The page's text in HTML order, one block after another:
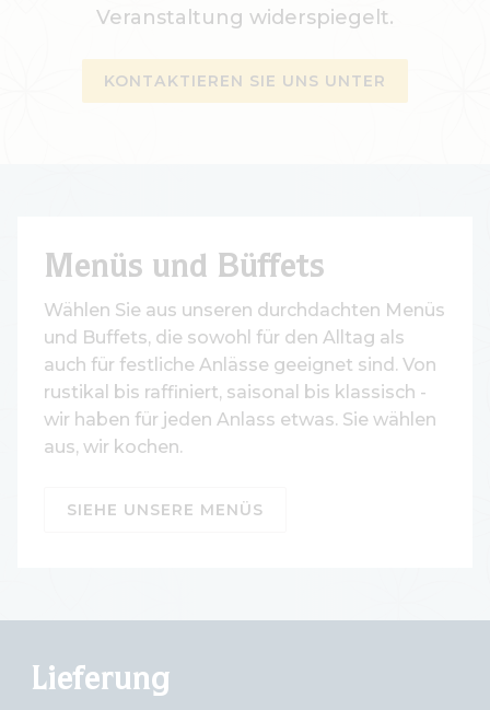
Veranstaltung widerspiegelt.
KONTAKTIEREN SIE UNS UNTER
Menüs und Büffets
Wählen Sie aus unseren durchdachten Menüs
und Buffets, die sowohl für den Alltag als
auch für festliche Anlässe geeignet sind. Von
rustikal bis raffiniert, saisonal bis klassisch -
wir haben für jeden Anlass etwas. Sie wählen
aus, wir kochen.
SIEHE UNSERE MENÜS
Lieferung